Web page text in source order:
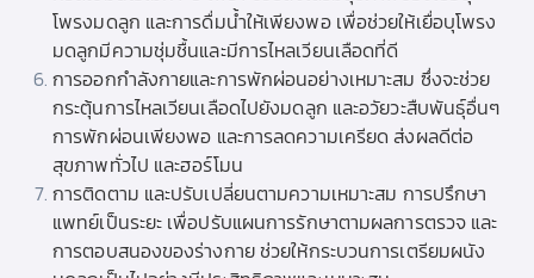
โพรงมดลูก และการดื่มน้ำให้เพียงพอ เพื่อช่วยให้เยื่อบุโพรง
มดลูกมีความชุ่มชื้นและมีการไหลเวียนเลือดที่ดี
การออกกำลังกายและการพักผ่อนอย่างเหมาะสม ซึ่งจะช่วย
กระตุ้นการไหลเวียนเลือดไปยังมดลูก และอวัยวะสืบพันธุ์อื่นๆ
การพักผ่อนเพียงพอ และการลดความเครียด ส่งผลดีต่อ
สุขภาพทั่วไป และฮอร์โมน
การติดตาม และปรับเปลี่ยนตามความเหมาะสม การปรึกษา
แพทย์เป็นระยะ เพื่อปรับแผนการรักษาตามผลการตรวจ และ
การตอบสนองของร่างกาย ช่วยให้กระบวนการเตรียมผนัง